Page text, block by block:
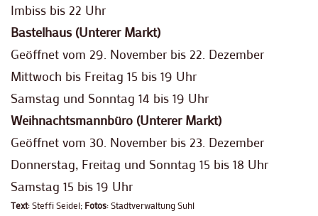
Imbiss bis 22 Uhr
Bastelhaus (Unterer Markt)
Geöffnet vom 29. November bis 22. Dezember
Mittwoch bis Freitag 15 bis 19 Uhr
Samstag und Sonntag 14 bis 19 Uhr
Weihnachtsmannbüro (Unterer Markt)
Geöffnet vom 30. November bis 23. Dezember
Donnerstag, Freitag und Sonntag 15 bis 18 Uhr
Samstag 15 bis 19 Uhr
Text: Steffi Seidel; Fotos: Stadtverwaltung Suhl